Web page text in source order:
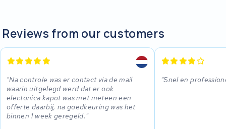
Reviews from our customers
Na controle was er contact via de mail
waarin uitgelegd werd dat er ook
electonica kapot was met meteen een
offerte daarbij, na goedkeuring was het
binnen 1 week geregeld.
Snel en